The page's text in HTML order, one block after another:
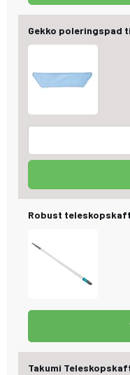
Gekko poleringspad
Robust teleskopskaft
Takumi